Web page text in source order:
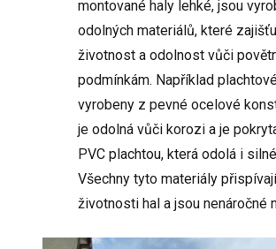
montované haly lehké, jsou
odolných materiálů, které
životnost a odolnost vůči
podmínkám. Například
vyrobeny z pevné ocelové
je odolná vůči korozi a je
PVC plachtou, která odolá i
Všechny tyto materiály
životnosti hal a jsou nenáročné